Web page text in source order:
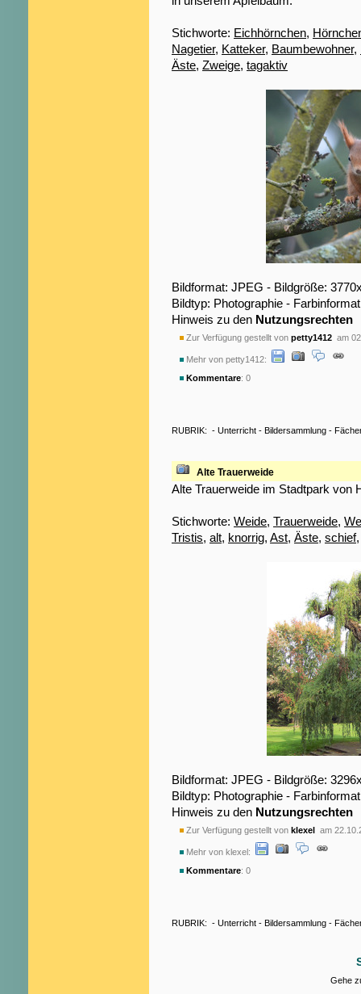
Stichworte: Eichhörnchen,
Nagetier, Katteker, Baumbewohner,
Äste, Zweige, tagaktiv
Bildformat: JPEG - Bildgröße:
Bildtyp: Photographie -
Hinweis zu den Nutzungsrechten
Zur Verfügung gestellt von petty1412 am
Mehr von petty1412:
Kommentare: 0
RUBRIK: - Unterricht - Bildersammlung -
Alte Trauerweide
Alte Trauerweide im Stadtpark von
Stichworte: Weide, Trauerweide,
Tristis, alt, knorrig, Ast, Äste, schief
Bildformat: JPEG - Bildgröße:
Bildtyp: Photographie -
Hinweis zu den Nutzungsrechten
Zur Verfügung gestellt von klexel am
Mehr von klexel:
Kommentare: 0
RUBRIK: - Unterricht - Bildersammlung -
Gehe